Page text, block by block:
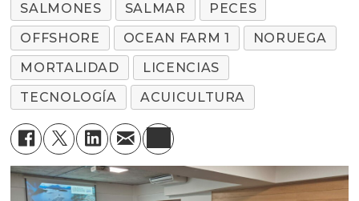
SALMONES
SALMAR
PECES
OFFSHORE
OCEAN FARM 1
NORUEGA
MORTALIDAD
LICENCIAS
TECNOLOGÍA
ACUICULTURA